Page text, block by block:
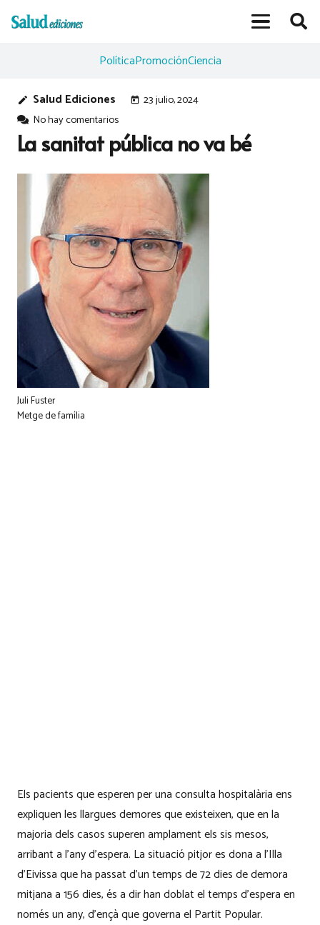
PolíticaPromociónCiencia
edit Salud Ediciones today 23 julio, 2024
No hay comentarios
La sanitat pública no va bé
Juli Fuster
Metge de família
Els pacients que esperen per una consulta hospitalària ens
expliquen les llargues demores que existeixen, que en la
majoria dels casos superen amplament els sis mesos,
arribant a l’any d’espera. La situació pitjor es dona a l’Illa
d’Eivissa que ha passat d’un temps de 72 dies de demora
mitjana a 156 dies, és a dir han doblat el temps d’espera en
només un any, d’ençà que governa el Partit Popular.